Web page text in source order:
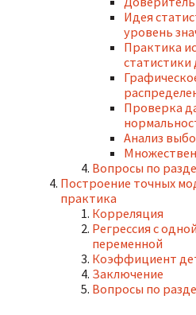
Идея
уровень
Практика
статистики
Проверка
Анализ
Вопросы по
Построение точных
практика
Корреляция
Регрессия с
переменной
Коэффициент
Заключение
Вопросы по